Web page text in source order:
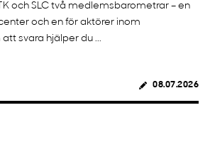
och SLC två medlemsbarometrar – en
och en för aktörer inom
svara hjälper du ...
08.07.2026